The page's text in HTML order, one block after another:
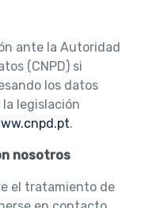
ante la Autoridad
(CNPD) si
los datos
legislación
.
nosotros
el tratamiento de